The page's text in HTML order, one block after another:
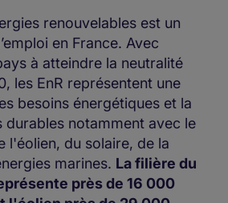
renouvelables est un
en France. Avec
à atteindre la neutralité
les EnR représentent une
besoins énergétiques et la
durables notamment avec le
l'éolien, du solaire, de la
marines. La filière du
près de 16 000